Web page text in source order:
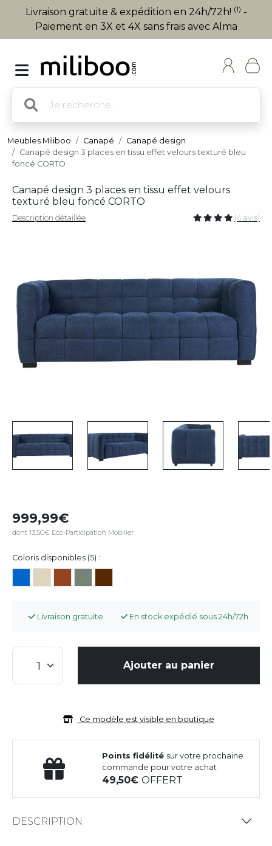
Livraison gratuite & expédition en 24h/72h! (1) -
Paiement en 3X et 4X sans frais avec Alma
Meubles Miliboo Canapé
Canapé design
Canapé design 3 places en tissu effet velours texturé bleu
foncé CORTO
Canapé design 3 places en tissu effet velours
texturé bleu foncé CORTO
Description détaillée (4 avis)
999,99
dont 13,50€ Eco-Participation Mobilier
Coloris disponibles (5) :
Livraison gratuite En stock expédié sous 24h/72h
Ajouter au panier
Ce modèle est visible en boutique
Points fidélité sur votre prochaine
commande pour votre achat
49,50OFFERT
DESCRIPTION